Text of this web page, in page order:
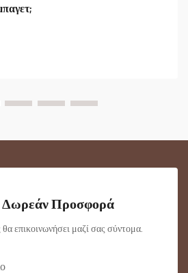
Δωρεάν Προσφορά
επικοινωνήσει μαζί σας σύντομα.